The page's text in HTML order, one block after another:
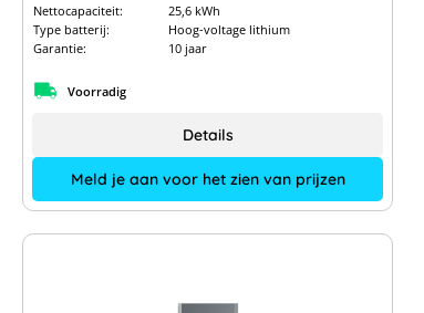
Nettocapaciteit:
25,6 kWh
Type batterij:
Hoog-voltage lithium
Garantie:
10 jaar
Voorradig
Meld je aan voor het zien van prijzen
Details